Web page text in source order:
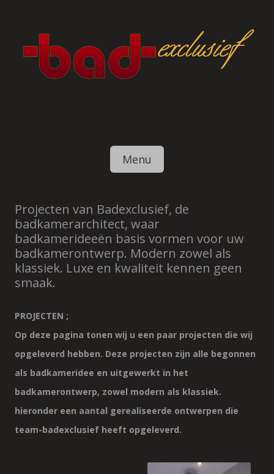
Menu
Projecten van Badexclusief, de
badkamerarchitect, waar
badkamerideeën basis vormen voor uw
badkamerontwerp. Modern zowel als
klassiek. Luxe en kwaliteit kennen geen
smaak.
PROJECTEN ;
Op deze pagina tonen wij u een paar projecten die wij
opgeleverd hebben. Deze projecten zijn alle begonnen
als badkameridee en uitgewerkt in het
badkamerontwerp, zowel modern als klassiek.
hieronder een aantal gerealiseerde ontwerpen die
team-badexclusief heeft opgeleverd.